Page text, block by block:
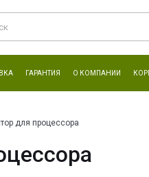
ГАРАНТИЯ О КОМПАНИИ
для процессора